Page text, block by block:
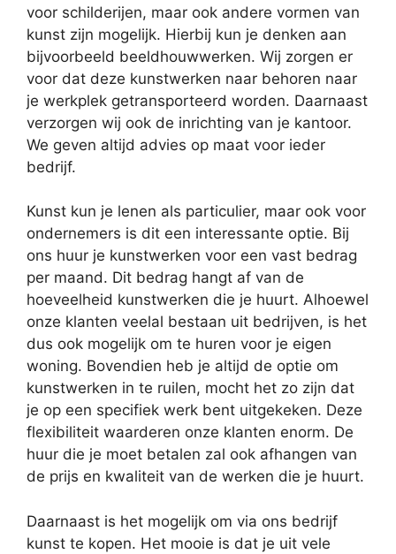
voor schilderijen, maar ook andere vormen van
kunst zijn mogelijk. Hierbij kun je denken aan
bijvoorbeeld beeldhouwwerken. Wij zorgen er
voor dat deze kunstwerken naar behoren naar
je werkplek getransporteerd worden. Daarnaast
verzorgen wij ook de inrichting van je kantoor.
We geven altijd advies op maat voor ieder
bedrijf.
Kunst kun je lenen als particulier, maar ook voor
ondernemers is dit een interessante optie. Bij
ons huur je kunstwerken voor een vast bedrag
per maand. Dit bedrag hangt af van de
hoeveelheid kunstwerken die je huurt. Alhoewel
onze klanten veelal bestaan uit bedrijven, is het
dus ook mogelijk om te huren voor je eigen
woning. Bovendien heb je altijd de optie om
kunstwerken in te ruilen, mocht het zo zijn dat
je op een specifiek werk bent uitgekeken. Deze
flexibiliteit waarderen onze klanten enorm. De
huur die je moet betalen zal ook afhangen van
de prijs en kwaliteit van de werken die je huurt.
Daarnaast is het mogelijk om via ons bedrijf
kunst te kopen. Het mooie is dat je uit vele